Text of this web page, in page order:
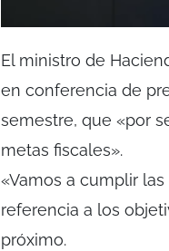
El ministro de
en conferencia de
semestre, que «por
metas fiscales».
«Vamos a cumplir
referencia a los
próximo.